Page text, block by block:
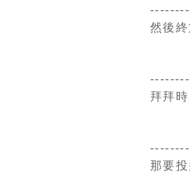
然後
拜拜
那要